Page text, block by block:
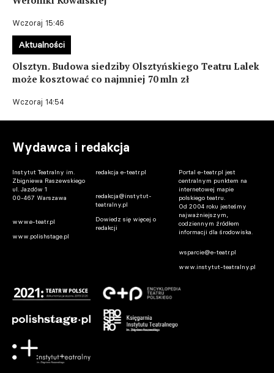
Wczoraj 15:46
Olsztyn. Budowa siedziby Olsztyńskiego Teatru Lalek
może kosztować co najmniej 70 mln zł
Wczoraj 14:54
Aktualności
Wydawca i redakcja
Instytut Teatralny im.
Zbigniewa Raszewskiego
ul. Jazdów 1
00-467 Warszawa
www.e-teatr.pl
www.polishstage.pl
redakcja e-teatr.pl
redakcja@instytut-
teatralny.pl
Dowiedz się więcej o
redakcji
Portal e-teatr.pl jest
centralnym punktem na
internetowej mapie
polskiego teatru.
Od 2004 roku jesteśmy
najważniejszym,
codziennym źródłem
informacji dla środowiska.
wsparcie@e-teatr.pl
www.instytut-teatralny.pl